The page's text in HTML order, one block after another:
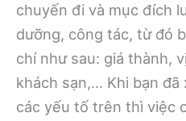
chuyến đi và mục đích
dưỡng, công tác, từ đó
chí như sau: giá thành,
khách sạn,… Khi bạn
các yếu tố trên thì việc